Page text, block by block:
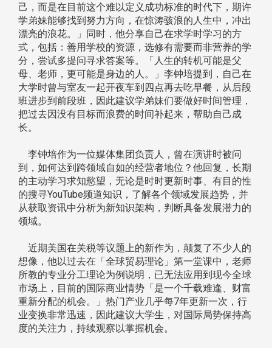
己，而是在目前这个难以定义成功标准的时代下，期许
学弟妹能够找到努力方向，在惊涛骇浪的人生中，冲出
漂亮的浪花。」同时，他分享自己在求学时学习的方
式，包括：善用学校的资源，选修有需要而非营养的学
分，尝试多提问寻求答案等。「人生的转机可能是父
母、老师，更可能是身边的人。」李钟培提到，自己在
大学时曾与室友一起开夜车到四点再去吃早餐，从后段
班进步到前段班，因此建议学弟妹们要做好时间管理，
把过去因没有目标而浪费的时间补起来，帮助自己成
长。
李钟培作为一位媒体集团负责人，曾在演讲时被问
到，如何达到跨领域自如的经营者地位？他回复，长期
的主动学习求知慾望，无论是时时更新时事、有目的性
的搜寻YouTube频道知识，了解各个领域发展趋势，并
从获取资讯中分析为新知识架构，判断具备发展潜力的
领域。
近期美国在关税等议题上的新作为，颠复了不少人的
想像，他以过去在「全球贸易理论」第一堂课中，老师
所教的专业分工理论为例说明，已无法应用到现今全球
市场上，目前的国际商业情势「是一个千载难逢、财富
重新分配的机会。」热门产业几乎每7年更新一次，行
业变换非常迅速，因此建议大学生，对国际局势保持高
度的关注力，持续观察以掌握机会。